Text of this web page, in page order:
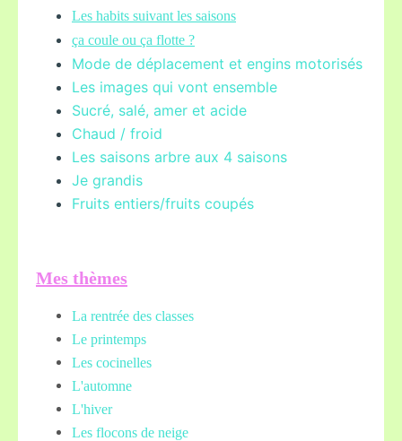
Les habits suivant les saisons
ça coule ou ça flotte ?
Mode de déplacement et engins motorisés
Les images qui vont ensemble
Sucré, salé, amer et acide
Chaud / froid
Les saisons arbre aux 4 saisons
Je grandis
Fruits entiers/fruits coupés
Mes thèmes
La rentrée des classes
Le printemps
Les cocinelles
L'automne
L'hiver
Les flocons de neige